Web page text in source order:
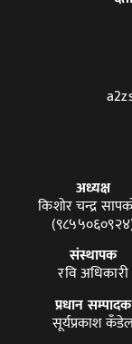
अध्यक्ष
किशोर चन्द्र
संस्थापक
रवि अधिकारी
प्रधान सम्पादक
सूर्यप्रकाश